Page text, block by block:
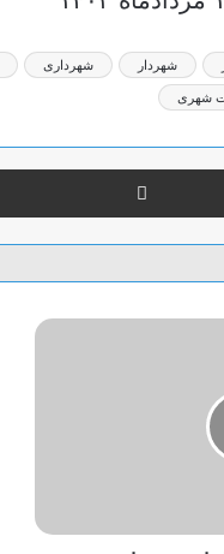
شهردار شهرداری
شهری